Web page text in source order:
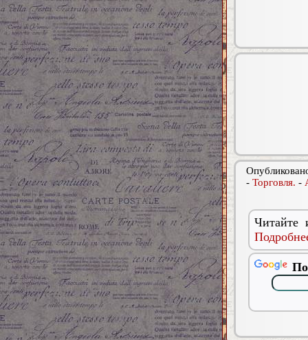
- Торговля. -
Читайте